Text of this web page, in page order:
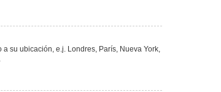
su ubicación, e.j. Londres, París, Nueva York,